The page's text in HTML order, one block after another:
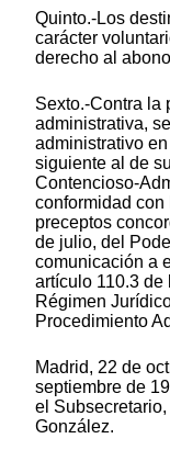
Quinto.-Los
carácter
derecho al
Sexto.-Contra la
administrativa,
administrativo
siguiente al de
Contencioso-
conformidad
preceptos
de julio, del
comunicación a
artículo 110.3 de
Régimen
Procedimiento
Madrid, 22 de
septiembre de
el
González.